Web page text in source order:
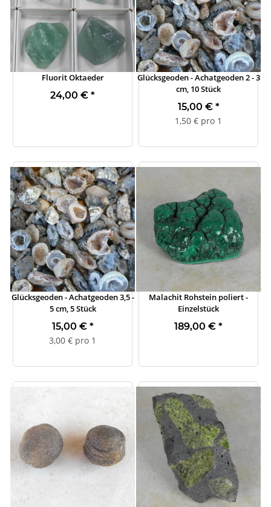
Fluorit Oktaeder
24,00 € *
Glücksgeoden - Achatgeoden 2 - 3
cm, 10 Stück
15,00 € *
1,50 € pro 1
Glücksgeoden - Achatgeoden 3,5 -
5 cm, 5 Stück
15,00 € *
3,00 € pro 1
Malachit Rohstein poliert -
Einzelstück
189,00 € *